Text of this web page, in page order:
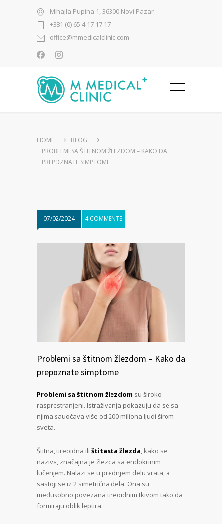
Mihajla Pupina 1, 36300 Novi Pazar
+381 (0) 65 4 17 17 17
office@mmedicalclinic.com
HOME
BLOG
PROBLEMI SA ŠTITNOM ŽLEZDOM – KAKO DA
PREPOZNATE SIMPTOME
07/02/2024 4 COMMENTS
Problemi sa štitnom žlezdom – Kako da
prepoznate simptome
Problemi sa štitnom žlezdom su široko
rasprostranjeni. Istraživanja pokazuju da se sa
njima sauočava više od 200 miliona ljudi širom
sveta.
Štitna, tireoidna ili štitasta žlezda, kako se
naziva, značajna je žlezda sa endokrinim
lučenjem. Nalazi se u prednjem delu vrata, a
sastoji se iz 2 simetrična dela. Ona su
međusobno povezana tireoidnim tkivom tako da
formiraju oblik leptira.